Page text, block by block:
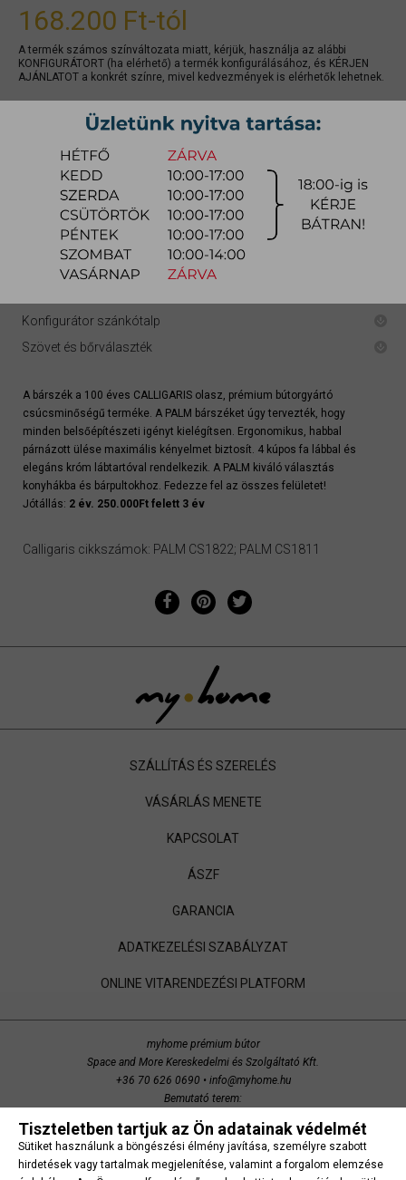
Tiszteletben tartjuk az Ön adatainak védelmét
Sütiket használunk a böngészési élmény javítása, személyre szabott
hirdetések vagy tartalmak megjelenítése, valamint a forgalom elemzése
168.200 Ft-tól
A termék számos színváltozata miatt, kérjük, használja az alábbi
KONFIGURÁTORT (ha elérhető) a termék konfigurálásához, és KÉRJEN
AJÁNLATOT a konkrét színre, mivel kedvezmények is elérhetők lehetnek.
gyors ajánlat
Raktárra érkezés:
Szállítási módja:
bútorszállító
Készlet info:gyártásra
Szállítás, szerelés díjtáblázat (országos)
Konfigurátor szánkótalp
Szövet és bőrválaszték
A bárszék a 100 éves CALLIGARIS olasz, prémium bútorgyártó
csúcsminőségű terméke. A PALM bárszéket úgy tervezték, hogy
minden belsőépítészeti igényt kielégítsen. Ergonomikus, habbal
párnázott ülése maximális kényelmet biztosít. 4 kúpos fa lábbal és
elegáns króm lábtartóval rendelkezik. A PALM kiváló választás
konyhákba és bárpultokhoz. Fedezze fel az összes felületet!
Jótállás: 2 év. 250.000Ft felett 3 év
Calligaris cikkszámok: PALM CS1822; PALM CS1811
SZÁLLÍTÁS ÉS SZERELÉS
VÁSÁRLÁS MENETE
KAPCSOLAT
ÁSZF
GARANCIA
ADATKEZELÉSI SZABÁLYZAT
ONLINE VITARENDEZÉSI PLATFORM
myhome prémium bútor
Space and More Kereskedelmi és Szolgáltató Kft.
+36 70 626 0690 • info@myhome.hu
Bemutató terem:
copyright 2014 Space and More. minden jog fenntartva.
Süti beállítások